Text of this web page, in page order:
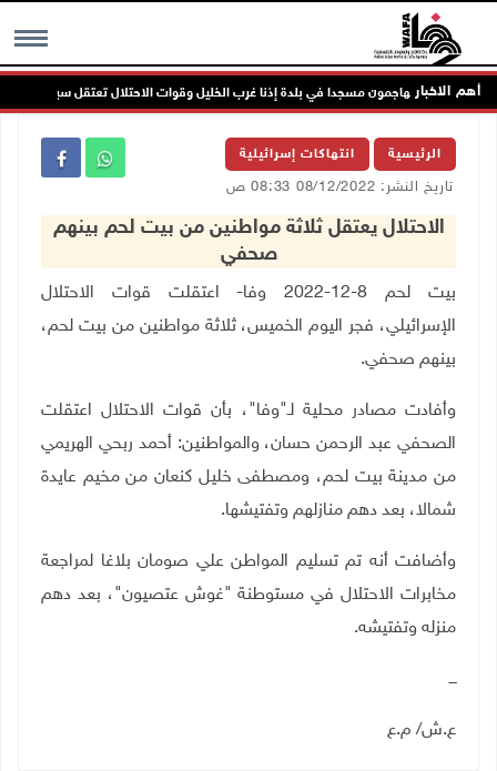
MENU أهم الاخبار
مستعمرون يهاجمون مسجدا في بلدة إذنا غرب الخليل وقوات الاحتلال تعتقل سبعة مواطنين
الرئيسية انتهاكات إسرائيلية
تاريخ النشر: 08/12/2022 08:33 ص
الاحتلال يعتقل ثلاثة مواطنين من بيت لحم بينهم
صحفي
بيت لحم 8-12-2022 وفا- اعتقلت قوات الاحتلال
الإسرائيلي، فجر اليوم الخميس، ثلاثة مواطنين من بيت لحم،
بينهم صحفي.
وأفادت مصادر محلية لـ"وفا"، بأن قوات الاحتلال اعتقلت
الصحفي عبد الرحمن حسان، والمواطنين: أحمد ربحي الهريمي
من مدينة بيت لحم، ومصطفى خليل كنعان من مخيم عايدة
شمالا، بعد دهم منازلهم وتفتيشها.
وأضافت أنه تم تسليم المواطن علي صومان بلاغا لمراجعة
مخابرات الاحتلال في مستوطنة "غوش عتصيون"، بعد دهم
منزله وتفتيشه.
ـــ
ع.ش/ م.ع